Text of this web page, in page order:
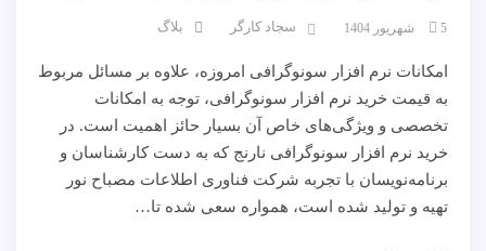
5 شهریور 1404 سجاد کارگر بلاگ
امکانات نرم افزار سونوگرافی امروزه، علاوه بر مسائل مربوط
به قیمت خرید نرم افزار سونوگرافی، توجه به امکانات
تخصصی و ویژگی‌های خاص آن بسیار حائز اهمیت است. در
خرید نرم افزار سونوگرافی نارنج که به دست کارشناسان و
برنامه‌نویسان با تجربه شرکت فناوری اطلاعات مصباح نور
تهیه و تولید شده است، همواره سعی شده تا…